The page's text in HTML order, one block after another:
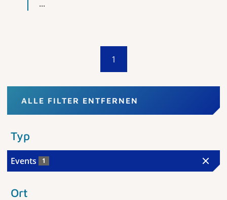
...
1
ALLE FILTER ENTFERNEN
Typ
Events 1
Ort